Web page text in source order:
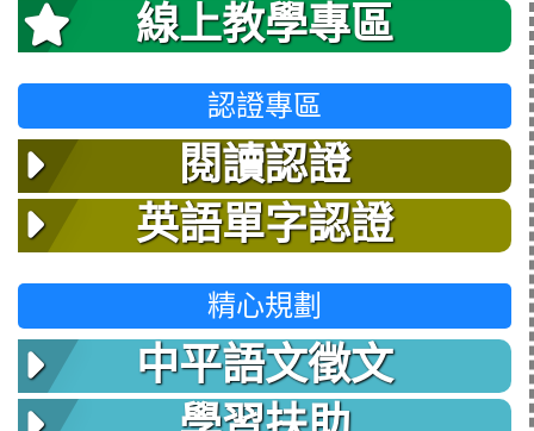
線上教學專區
認證專區
閱讀認證
英語單字認證
精心規劃
中平語文徵文